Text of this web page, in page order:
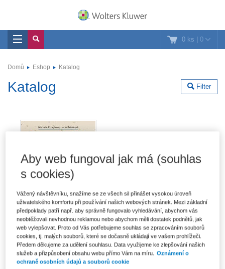
0 ks | 0
Domů Eshop Katalog
Filter
Katalog
Don't worry, use ICT aneb
začínáme s ICT ve výuce
angličtiny na 1....
Od 296 Kč
Aby web fungoval jak má (souhlas
s cookies)
Vážený návštěvníku, snažíme se ze všech sil přinášet vysokou úroveň
uživatelského komfortu při používání našich webových stránek. Mezi základní
předpoklady patří např. aby správně fungovalo vyhledávání, abychom vás
neobtěžovali nevhodnou reklamou nebo abychom měli dostatek podnětů, jak
web vylepšovat. Proto od Vás potřebujeme souhlas se zpracováním souborů
cookies, tj. malých souborů, které se dočasně ukládají ve vašem prohlížeči.
Předem děkujeme za udělení souhlasu. Data využijeme ke zlepšování našich
služeb a přizpůsobení obsahu webu přímo Vám na míru.
Oznámení o
ochraně osobních údajů a souborů cookie